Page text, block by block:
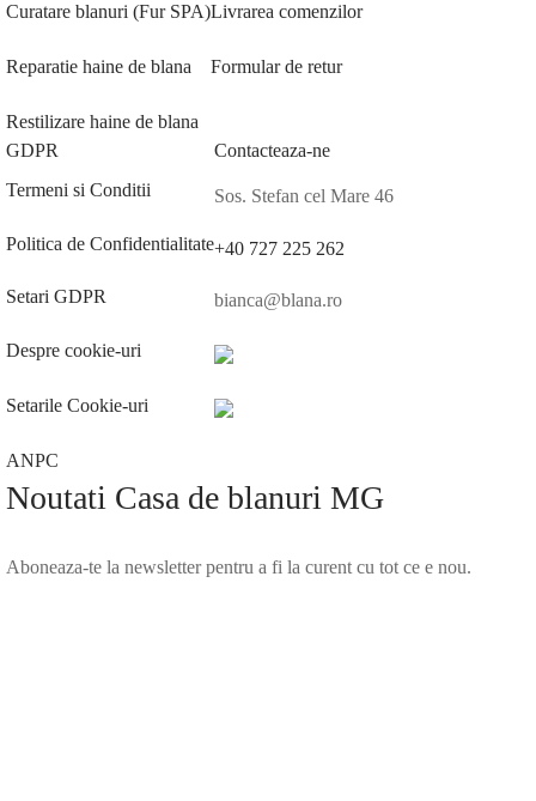
Curatare blanuri (Fur SPA)
Reparatie haine de blana
Restilizare haine de blana
Livrarea comenzilor
Formular de retur
GDPR
Termeni si Conditii
Politica de Confidentialitate
Setari GDPR
Despre cookie-uri
Setarile Cookie-uri
ANPC
Contacteaza-ne
Sos. Stefan cel Mare 46
+40 727 225 262
bianca@blana.ro
Noutati Casa de blanuri MG
Aboneaza-te la newsletter pentru a fi la curent cu tot ce e nou.